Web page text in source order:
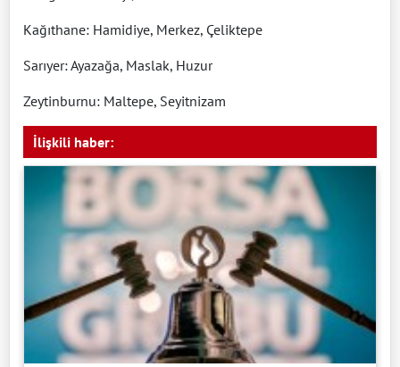
Kağıthane: Hamidiye, Merkez, Çeliktepe
Sarıyer: Ayazağa, Maslak, Huzur
Zeytinburnu: Maltepe, Seyitnizam
İlişkili haber: